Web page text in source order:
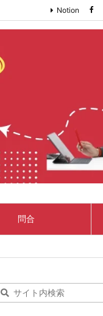
問合
Notion